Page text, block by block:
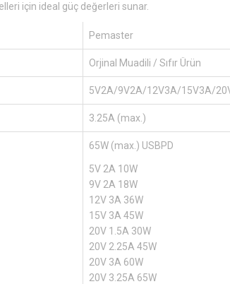
için ideal güç değerleri sunar.
Pemaster
Orjinal Muadili / Sıfır Ürün
5V2A/9V2A/12V3A/15V3A/
3.25A (max.)
65W (max.) USBPD
5V 2A 10W
9V 2A 18W
12V 3A 36W
15V 3A 45W
20V 1.5A 30W
20V 2.25A 45W
20V 3A 60W
20V 3.25A 65W